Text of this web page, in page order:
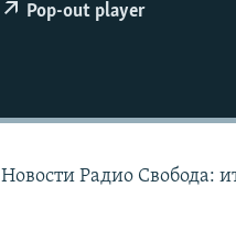
Pop-out player
Новости Радио Свобода: